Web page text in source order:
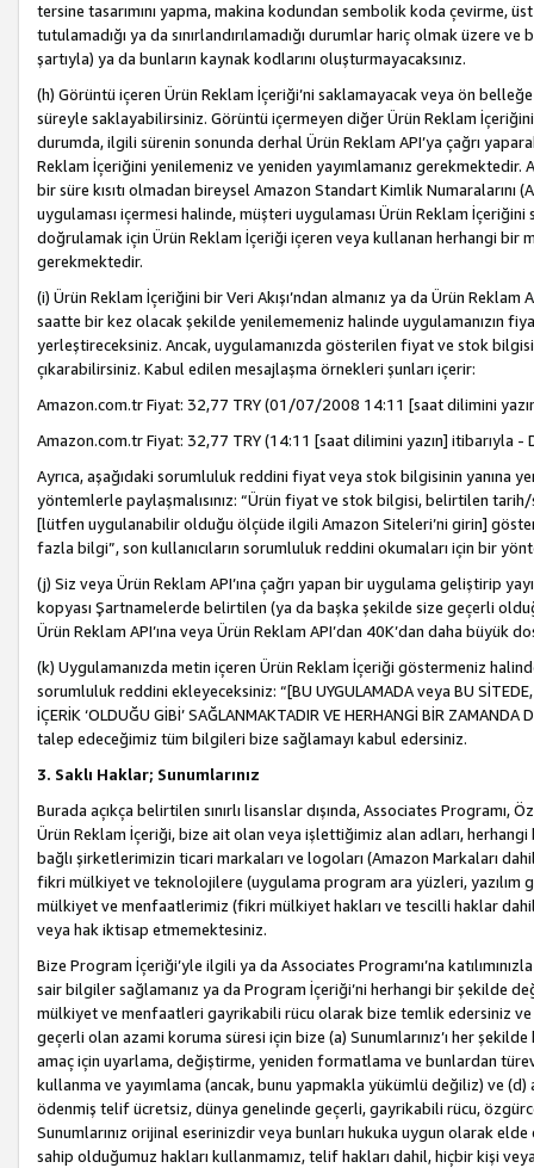
tersine tasarımını yapma, makina kodundan sembolik koda çevirme,
tutulamadığı ya da sınırlandırılamadığı durumlar hariç olmak üzere
şartıyla) ya da bunların kaynak kodlarını oluşturmayacaksınız.
(h) Görüntü içeren Ürün Reklam İçeriği’ni saklamayacak veya ön
süreyle saklayabilirsiniz. Görüntü içermeyen diğer Ürün Reklam
durumda, ilgili sürenin sonunda derhal Ürün Reklam API’ya çağrı
Reklam İçeriğini yenilemeniz ve yeniden yayımlamanız gerekmektedir.
bir süre kısıtı olmadan bireysel Amazon Standart Kimlik Numaralarını
uygulaması içermesi halinde, müşteri uygulaması Ürün Reklam
doğrulamak için Ürün Reklam İçeriği içeren veya kullanan herhangi bir
gerekmektedir.
(i) Ürün Reklam İçeriğini bir Veri Akışı’ndan almanız ya da Ürün
saatte bir kez olacak şekilde yenilememeniz halinde uygulamanızın
yerleştireceksiniz. Ancak, uygulamanızda gösterilen fiyat ve stok
çıkarabilirsiniz. Kabul edilen mesajlaşma örnekleri şunları içerir:
Amazon.com.tr Fiyat: 32,77 TRY (01/07/2008 14:11 [saat dilimini
Amazon.com.tr Fiyat: 32,77 TRY (14:11 [saat dilimini yazın] itibarıyla -
Ayrıca, aşağıdaki sorumluluk reddini fiyat veya stok bilgisinin yanına
yöntemlerle paylaşmalısınız: “Ürün fiyat ve stok bilgisi, belirtilen
[lütfen uygulanabilir olduğu ölçüde ilgili Amazon Siteleri’ni girin]
fazla bilgi”, son kullanıcıların sorumluluk reddini okumaları için bir
(j) Siz veya Ürün Reklam API’ına çağrı yapan bir uygulama geliştirip
kopyası Şartnamelerde belirtilen (ya da başka şekilde size geçerli
Ürün Reklam API’ına veya Ürün Reklam API’dan 40K’dan daha büyük
(k) Uygulamanızda metin içeren Ürün Reklam İçeriği göstermeniz
sorumluluk reddini ekleyeceksiniz: “[BU UYGULAMADA veya BU SİTEDE,
İÇERİK ‘OLDUĞU GİBİ’ SAĞLANMAKTADIR VE HERHANGİ BİR
talep edeceğimiz tüm bilgileri bize sağlamayı kabul edersiniz.
3. Saklı Haklar; Sunumlarınız
Burada açıkça belirtilen sınırlı lisanslar dışında, Associates Programı,
Ürün Reklam İçeriği, bize ait olan veya işlettiğimiz alan adları,
bağlı şirketlerimizin ticari markaları ve logoları (Amazon Markaları
fikri mülkiyet ve teknolojilere (uygulama program ara yüzleri,
mülkiyet ve menfaatlerimiz (fikri mülkiyet hakları ve tescilli haklar
veya hak iktisap etmemektesiniz.
Bize Program İçeriği’yle ilgili ya da Associates Programı’na
sair bilgiler sağlamanız ya da Program İçeriği’ni herhangi bir şekilde
mülkiyet ve menfaatleri gayrikabili rücu olarak bize temlik edersiniz ve
geçerli olan azami koruma süresi için bize (a) Sunumlarınız’ı her
amaç için uyarlama, değiştirme, yeniden formatlama ve bunlardan türev
kullanma ve yayımlama (ancak, bunu yapmakla yükümlü değiliz) ve
ödenmiş telif ücretsiz, dünya genelinde geçerli, gayrikabili rücu,
Sunumlarınız orijinal eserinizdir veya bunları hukuka uygun olarak
sahip olduğumuz hakları kullanmamız, telif hakları dahil, hiçbir kişi